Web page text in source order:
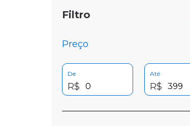
Filtro
Preço
De
R$
Até
R$